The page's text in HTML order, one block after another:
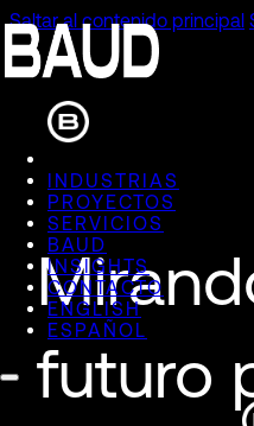
Saltar al contenido principal
INDUSTRIAS
PROYECTOS
SERVICIOS
BAUD
INSIGHTS
CONTACTO
ENGLISH
ESPAÑOL
futuro